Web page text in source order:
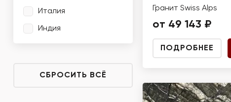
Гранит Swiss Alps
от 49 143 ₽
ПОДРОБНЕЕ
Италия
Индия
СБРОСИТЬ ВСЁ